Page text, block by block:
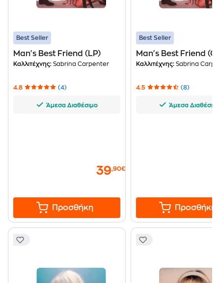
Best Seller
Man's Best Friend (LP)
Καλλιτέχνης: Sabrina Carpenter
4.8 (4)
Άμεσα Διαθέσιμο
39,90€
Προσθήκη
Best Seller
Man's Best Friend
Καλλιτέχνης: Sabrina
4.5 (8)
Άμεσα Διαθέσιμο
Προσθήκη